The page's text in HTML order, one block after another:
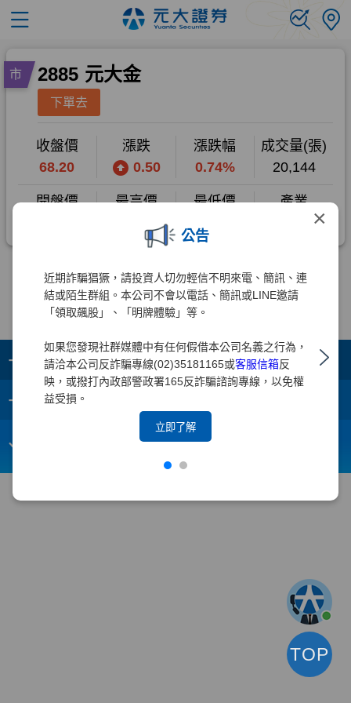
×
公告
近期詐騙猖獗，請投資人切勿輕信不明來電、簡訊、連
結或陌生群組。本公司不會以電話、簡訊或LINE邀請
「領取飆股」、「明牌體驗」等。
如果您發現社群媒體中有任何假借本公司名義之行為，
請洽本公司反詐騙專線(02)35181165或客服信箱反
映，或撥打內政部警政署165反詐騙諮詢專線，以免權
益受損。
立即了解
+ 集團成員
+ 重要須知
webmaster@yuanta.com
TOP